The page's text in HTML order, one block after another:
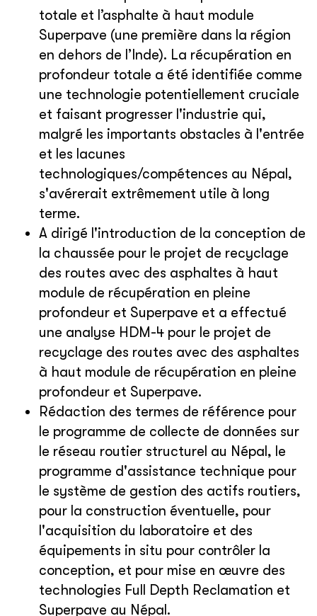
totale et l’asphalte à haut module
Superpave (une première dans la région
en dehors de l’Inde). La récupération en
profondeur totale a été identifiée comme
une technologie potentiellement cruciale
et faisant progresser l'industrie qui,
malgré les importants obstacles à l'entrée
et les lacunes
technologiques/compétences au Népal,
s'avérerait extrêmement utile à long
terme.
A dirigé l'introduction de la conception de
la chaussée pour le projet de recyclage
des routes avec des asphaltes à haut
module de récupération en pleine
profondeur et Superpave et a effectué
une analyse HDM-4 pour le projet de
recyclage des routes avec des asphaltes
à haut module de récupération en pleine
profondeur et Superpave.
Rédaction des termes de référence pour
le programme de collecte de données sur
le réseau routier structurel au Népal, le
programme d'assistance technique pour
le système de gestion des actifs routiers,
pour la construction éventuelle, pour
l'acquisition du laboratoire et des
équipements in situ pour contrôler la
conception, et pour mise en œuvre des
technologies Full Depth Reclamation et
Superpave au Népal.